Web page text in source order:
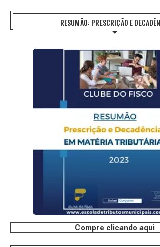
RESUMÃO: PRESCRIÇÃO E
Compre clicando aqui